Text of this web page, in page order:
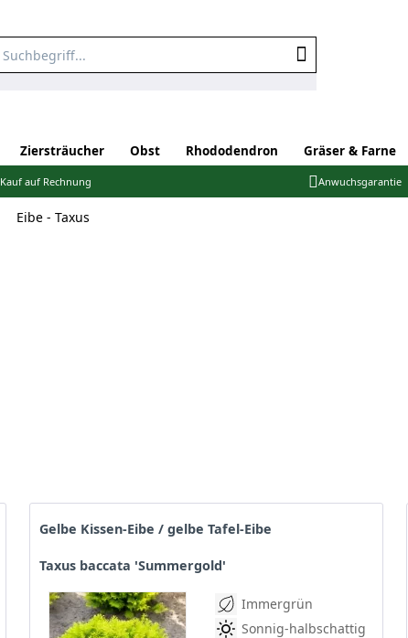
Ziersträucher Obst Rhododendron Gräser & Farne
Kauf auf Rechnung Anwuchsgarantie
Eibe - Taxus
Gelbe Kissen-Eibe / gelbe Tafel-Eibe
Taxus baccata 'Summergold'
Immergrün
Sonnig-halbschattig